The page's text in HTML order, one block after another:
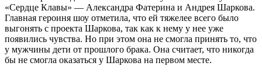
«Сердце Клавы» — Александра Фатерина и Андрея Шаркова.
Главная героиня шоу отметила, что ей тяжелее всего было
выгонять с проекта Шаркова, так как к нему у нее уже
появились чувства. Но при этом она не смогла принять то, что
у мужчины дети от прошлого брака. Она считает, что никогда
бы не смогла оказаться у Шаркова на первом месте.